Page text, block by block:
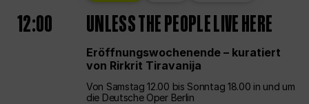
12:00 UNLESS THE PEOPLE LIVE HERE
Eröffnungswochenende – kuratiert
von Rirkrit Tiravanija
Von Samstag 12.00 bis Sonntag 18.00 in und um
die Deutsche Oper Berlin